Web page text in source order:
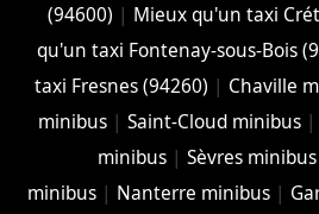
(94600) | Mieux qu'un taxi
qu'un taxi Fontenay-sous-Bois
taxi Fresnes (94260) | Chaville
minibus| Saint-Cloud minibus|
minibus| Sèvres minibus
minibus | Nanterre minibus |